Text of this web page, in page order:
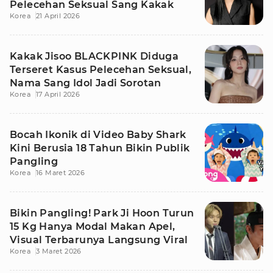
Pelecehan Seksual Sang Kakak
Korea 21 April 2026
Kakak Jisoo BLACKPINK Diduga
Terseret Kasus Pelecehan Seksual,
Nama Sang Idol Jadi Sorotan
Korea 17 April 2026
Bocah Ikonik di Video Baby Shark
Kini Berusia 18 Tahun Bikin Publik
Pangling
Korea 16 Maret 2026
Bikin Pangling! Park Ji Hoon Turun
15 Kg Hanya Modal Makan Apel,
Visual Terbarunya Langsung Viral
Korea 3 Maret 2026